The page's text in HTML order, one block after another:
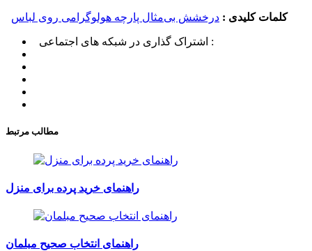
کلمات کلیدی : درخشش بی‌مثال پارچه هولوگرامی روی لباس
اشتراک گذاری در شبکه های اجتماعی :
مطالب مرتبط
راهنمای خرید پرده برای منزل
راهنمای انتخاب صحیح مبلمان